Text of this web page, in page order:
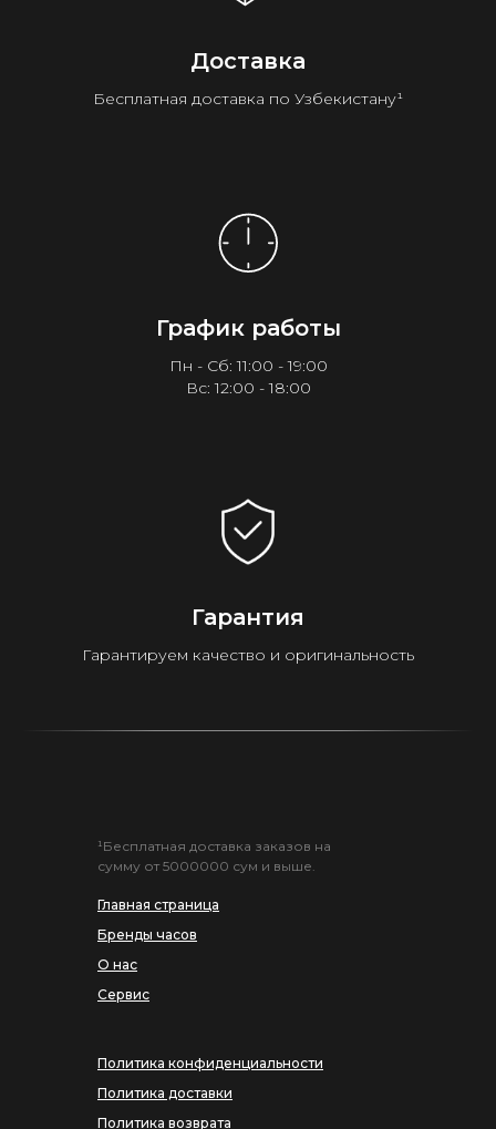
Доставка
Бесплатная доставка по Узбекистану¹
График работы
Пн - Сб: 11:00 - 19:00
Вс: 12:00 - 18:00
Гарантия
Гарантируем качество и оригинальность
Главная страница
Бренды часов
О нас
Сервис
¹Бесплатная доставка заказов на
сумму от 5000000 сум и выше.
Политика конфиденциальности
Политика доставки
Политика возврата